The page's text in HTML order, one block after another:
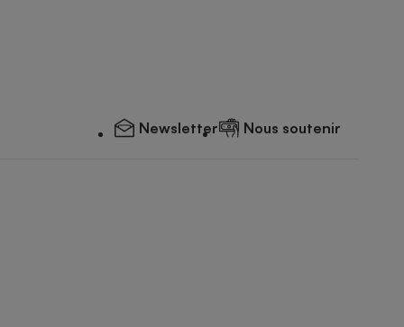
Newsletter Nous soutenir